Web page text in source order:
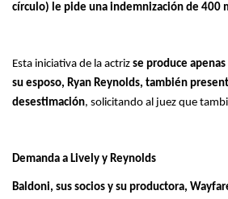
círculo) le pide una indemnización de 400
Esta iniciativa de la actriz se produce
su esposo, Ryan Reynolds, también
desestimación, solicitando al juez que
Demanda a Lively y Reynolds
Baldoni, sus socios y su productora,